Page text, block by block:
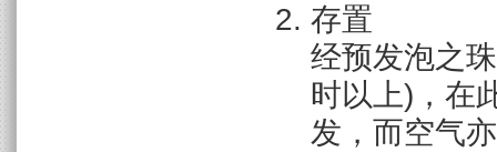
存置
经预发泡之
时以上)，在
发，而空气